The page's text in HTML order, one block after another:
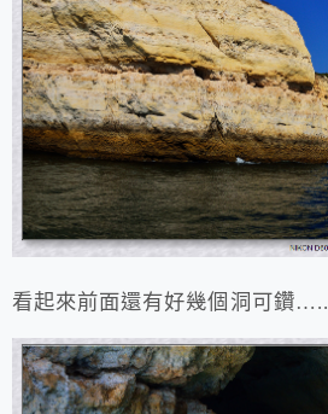
看起來前面還有好幾個洞可鑽…..